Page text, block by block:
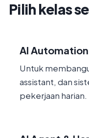
Pilih kelas
AI
Untuk
assistant, dan
pekerjaan harian.